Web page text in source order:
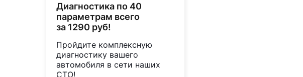
Диагностика по 40
параметрам всего
за 1290 руб!
Пройдите комплексную
диагностику вашего
автомобиля в сети наших
СТО!